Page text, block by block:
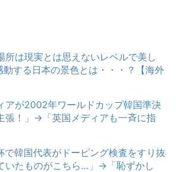
所は現実とは思えないレベルで美し
する日本の景色とは・・・？【海外
アが2002年ワールドカップ韓国準決
張！」→「英国メディアも一斉に指
で韓国代表がドーピング検査をすり抜
いたものがこちら…」→「恥ずかし